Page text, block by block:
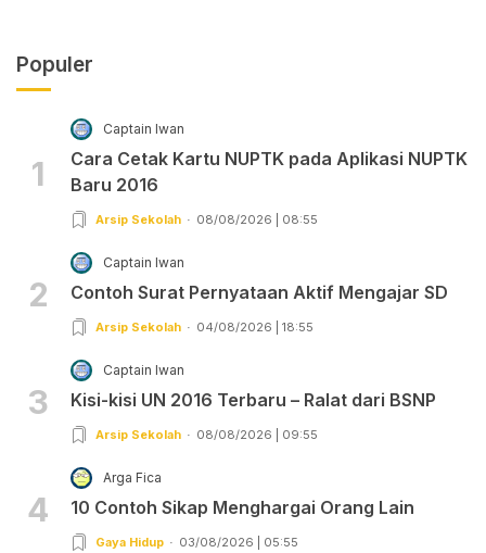
Populer
1
Captain Iwan
Cara Cetak Kartu NUPTK pada Aplikasi NUPTK
Baru 2016
Arsip Sekolah 08/08/2026 | 08:55
2
Captain Iwan
Contoh Surat Pernyataan Aktif Mengajar SD
Arsip Sekolah 04/08/2026 | 18:55
3
Captain Iwan
Kisi-kisi UN 2016 Terbaru – Ralat dari BSNP
Arsip Sekolah 08/08/2026 | 09:55
4
Arga Fica
10 Contoh Sikap Menghargai Orang Lain
Gaya Hidup 03/08/2026 | 05:55